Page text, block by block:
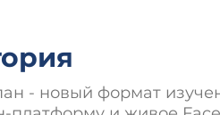
- новый формат